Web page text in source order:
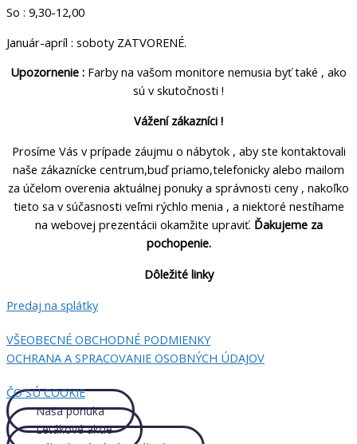
So : 9,30-12,00
Január-apríl : soboty ZATVORENÉ.
Upozornenie : Farby na vašom monitore nemusia byť také , ako
sú v skutočnosti !
Vážení zákazníci !
Prosíme Vás v prípade záujmu o nábytok , aby ste kontaktovali
naše zákaznícke centrum,buď priamo,telefonicky alebo mailom
za účelom overenia aktuálnej ponuky a správnosti ceny , nakoľko
tieto sa v súčasnosti veľmi rýchlo menia , a niektoré nestíhame
na webovej prezentácii okamžite upraviť. Ďakujeme za
pochopenie.
Dôležité linky
Predaj na splátky
VŠEOBECNÉ OBCHODNÉ PODMIENKY
OCHRANA A SPRACOVANIE OSOBNÝCH ÚDAJOV
ČO SÚ COOKIE
Naša ponuka
Letákové akcie